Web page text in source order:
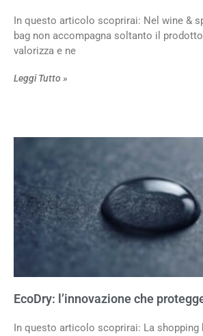
In questo articolo scoprirai: Nel wine &
bag non accompagna soltanto il
valorizza e ne
Leggi Tutto »
EcoDry: l’innovazione che
In questo articolo scoprirai: La shopping